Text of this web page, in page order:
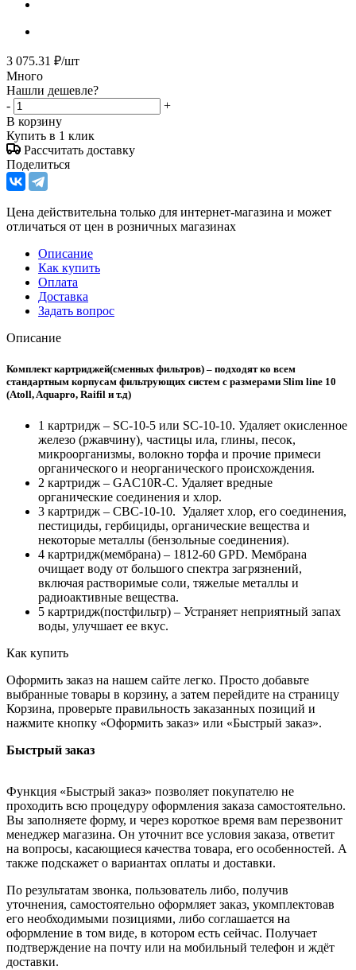
3 075.31 ₽/шт
Много
Нашли дешевле?
-
+
В корзину
Купить в 1 клик
Рассчитать доставку
Поделиться
Цена действительна только для интернет-магазина и может
отличаться от цен в розничных магазинах
Описание
Как купить
Оплата
Доставка
Задать вопрос
Описание
Комплект картриджей(сменных фильтров) – подходят ко всем
стандартным корпусам фильтрующих систем с размерами Slim line 10
(Atoll, Aquapro, Raifil и т.д)
1 картридж – SC-10-5 или SC-10-10. Удаляет окисленное
железо (ржавчину), частицы ила, глины, песок,
микроорганизмы, волокно торфа и прочие примеси
органического и неорганического происхождения.
2 картридж – GAC10R-C. Удаляет вредные
органические соединения и хлор.
3 картридж – CBC-10-10. Удаляет хлор, его соединения,
пестициды, гербициды, органические вещества и
некоторые металлы (бензольные соединения).
4 картридж(мембрана) – 1812-60 GPD. Мембрана
очищает воду от большого спектра загрязнений,
включая растворимые соли, тяжелые металлы и
радиоактивные вещества.
5 картридж(постфильтр) – Устраняет неприятный запах
воды, улучшает ее вкус.
Как купить
Оформить заказ на нашем сайте легко. Просто добавьте
выбранные товары в корзину, а затем перейдите на страницу
Корзина, проверьте правильность заказанных позиций и
нажмите кнопку «Оформить заказ» или «Быстрый заказ».
Быстрый заказ
Функция «Быстрый заказ» позволяет покупателю не
проходить всю процедуру оформления заказа самостоятельно.
Вы заполняете форму, и через короткое время вам перезвонит
менеджер магазина. Он уточнит все условия заказа, ответит
на вопросы, касающиеся качества товара, его особенностей. А
также подскажет о вариантах оплаты и доставки.
По результатам звонка, пользователь либо, получив
уточнения, самостоятельно оформляет заказ, укомплектовав
его необходимыми позициями, либо соглашается на
оформление в том виде, в котором есть сейчас. Получает
подтверждение на почту или на мобильный телефон и ждёт
доставки.